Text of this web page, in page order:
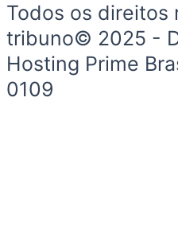
Todos os direitos
tribuno© 2025 -
Hosting Prime
0109